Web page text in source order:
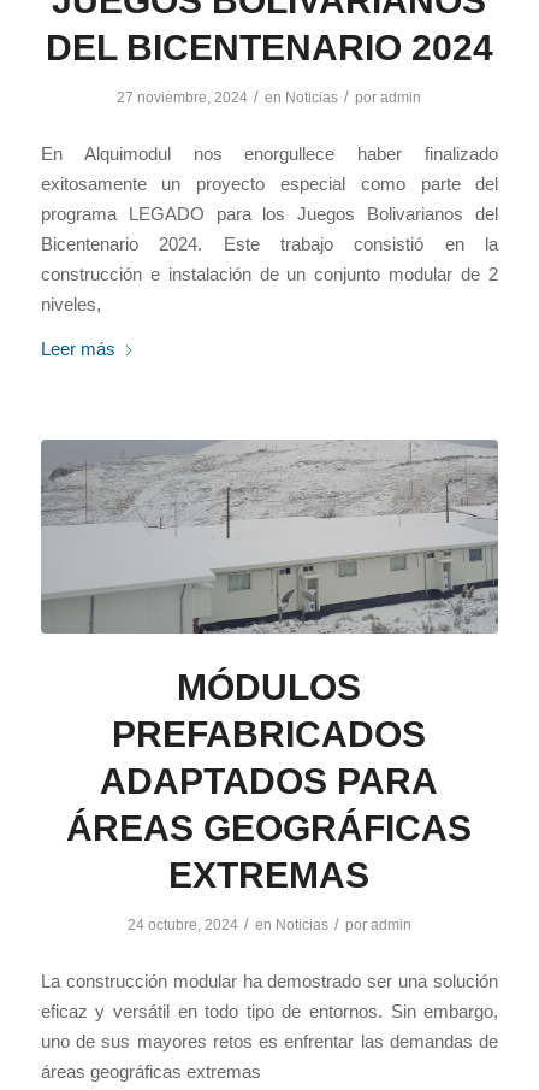
DEL BICENTENARIO 2024
27 noviembre, 2024 / en Noticias / poradmin
En Alquimodul nos enorgullece haber finalizado
exitosamente un proyecto especial como parte del
programa LEGADO para los Juegos Bolivarianos del
Bicentenario 2024. Este trabajo consistió en la
construcción e instalación de un conjunto modular de 2
niveles,
Leer más
MÓDULOS
PREFABRICADOS
ADAPTADOS PARA
ÁREAS GEOGRÁFICAS
EXTREMAS
24 octubre, 2024 / en Noticias / por admin
La construcción modular ha demostrado ser una solución
eficaz y versátil en todo tipo de entornos. Sin embargo,
uno de sus mayores retos es enfrentar las demandas de
áreas geográficas extremas